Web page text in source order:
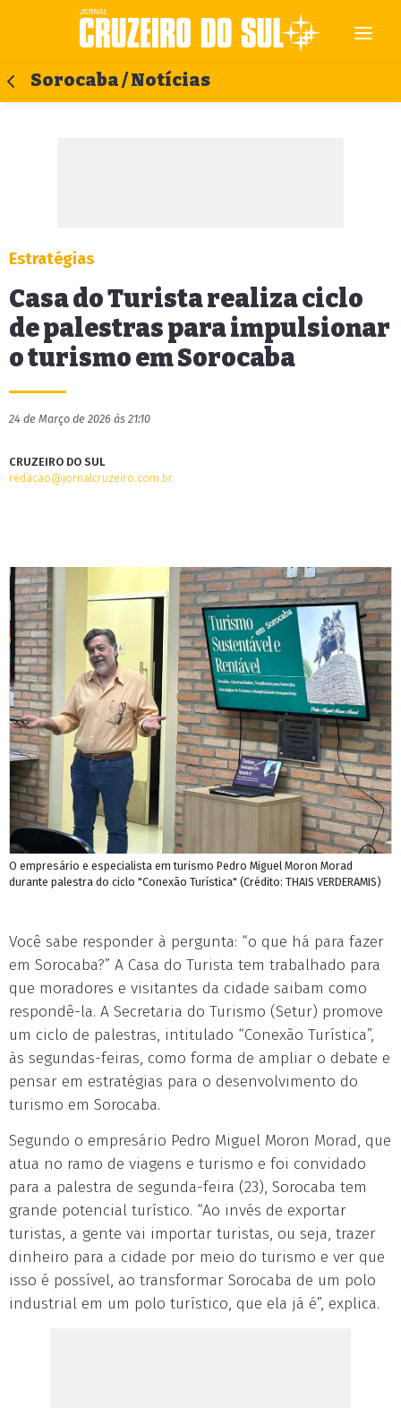
Sorocaba / Notícias
Estratégias
Casa do Turista realiza ciclo
de palestras para impulsionar
o turismo em Sorocaba
24 de Março de 2026 às 21:10
CRUZEIRO DO SUL
redacao@jornalcruzeiro.com.br
O empresário e especialista em turismo Pedro Miguel Moron Morad
durante palestra do ciclo "Conexão Turística" (Crédito: THAIS VERDERAMIS)
Você sabe responder à pergunta: “o que há para fazer
em Sorocaba?” A Casa do Turista tem trabalhado para
que moradores e visitantes da cidade saibam como
respondê-la. A Secretaria do Turismo (Setur) promove
um ciclo de palestras, intitulado “Conexão Turística”,
às segundas-feiras, como forma de ampliar o debate e
pensar em estratégias para o desenvolvimento do
turismo em Sorocaba.
Segundo o empresário Pedro Miguel Moron Morad, que
atua no ramo de viagens e turismo e foi convidado
para a palestra de segunda-feira (23), Sorocaba tem
grande potencial turístico. “Ao invés de exportar
turistas, a gente vai importar turistas, ou seja, trazer
dinheiro para a cidade por meio do turismo e ver que
isso é possível, ao transformar Sorocaba de um polo
industrial em um polo turístico, que ela já é”, explica.